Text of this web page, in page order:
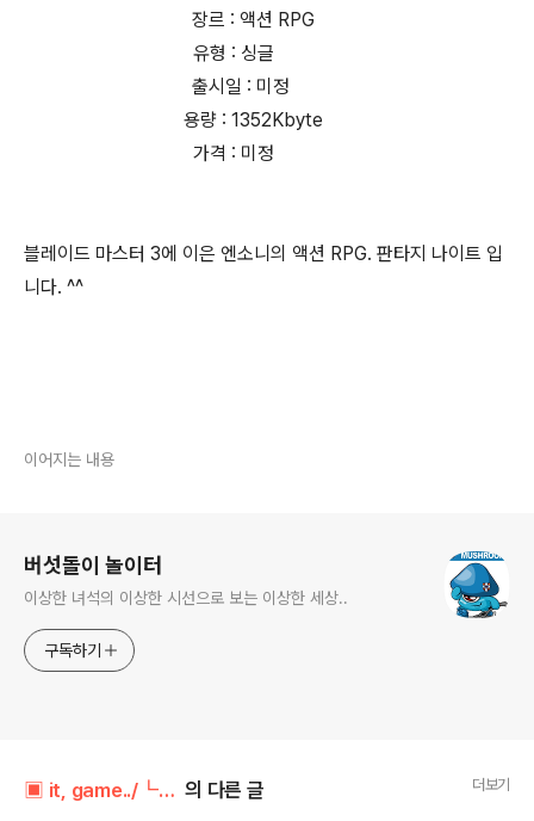
장르 : 액션 RPG
유형 : 싱글
출시일 : 미정
용량 : 1352Kbyte
가격 : 미정
블레이드 마스터 3에 이은 엔소니의 액션 RPG. 판타지 나이트 입
니다. ^^
이어지는 내용
버섯돌이 놀이터
이상한 녀석의 이상한 시선으로 보는 이상한 세상..
구독하기
▣ it, game../┗ 모바일홀릭 의 다른 글 더보기